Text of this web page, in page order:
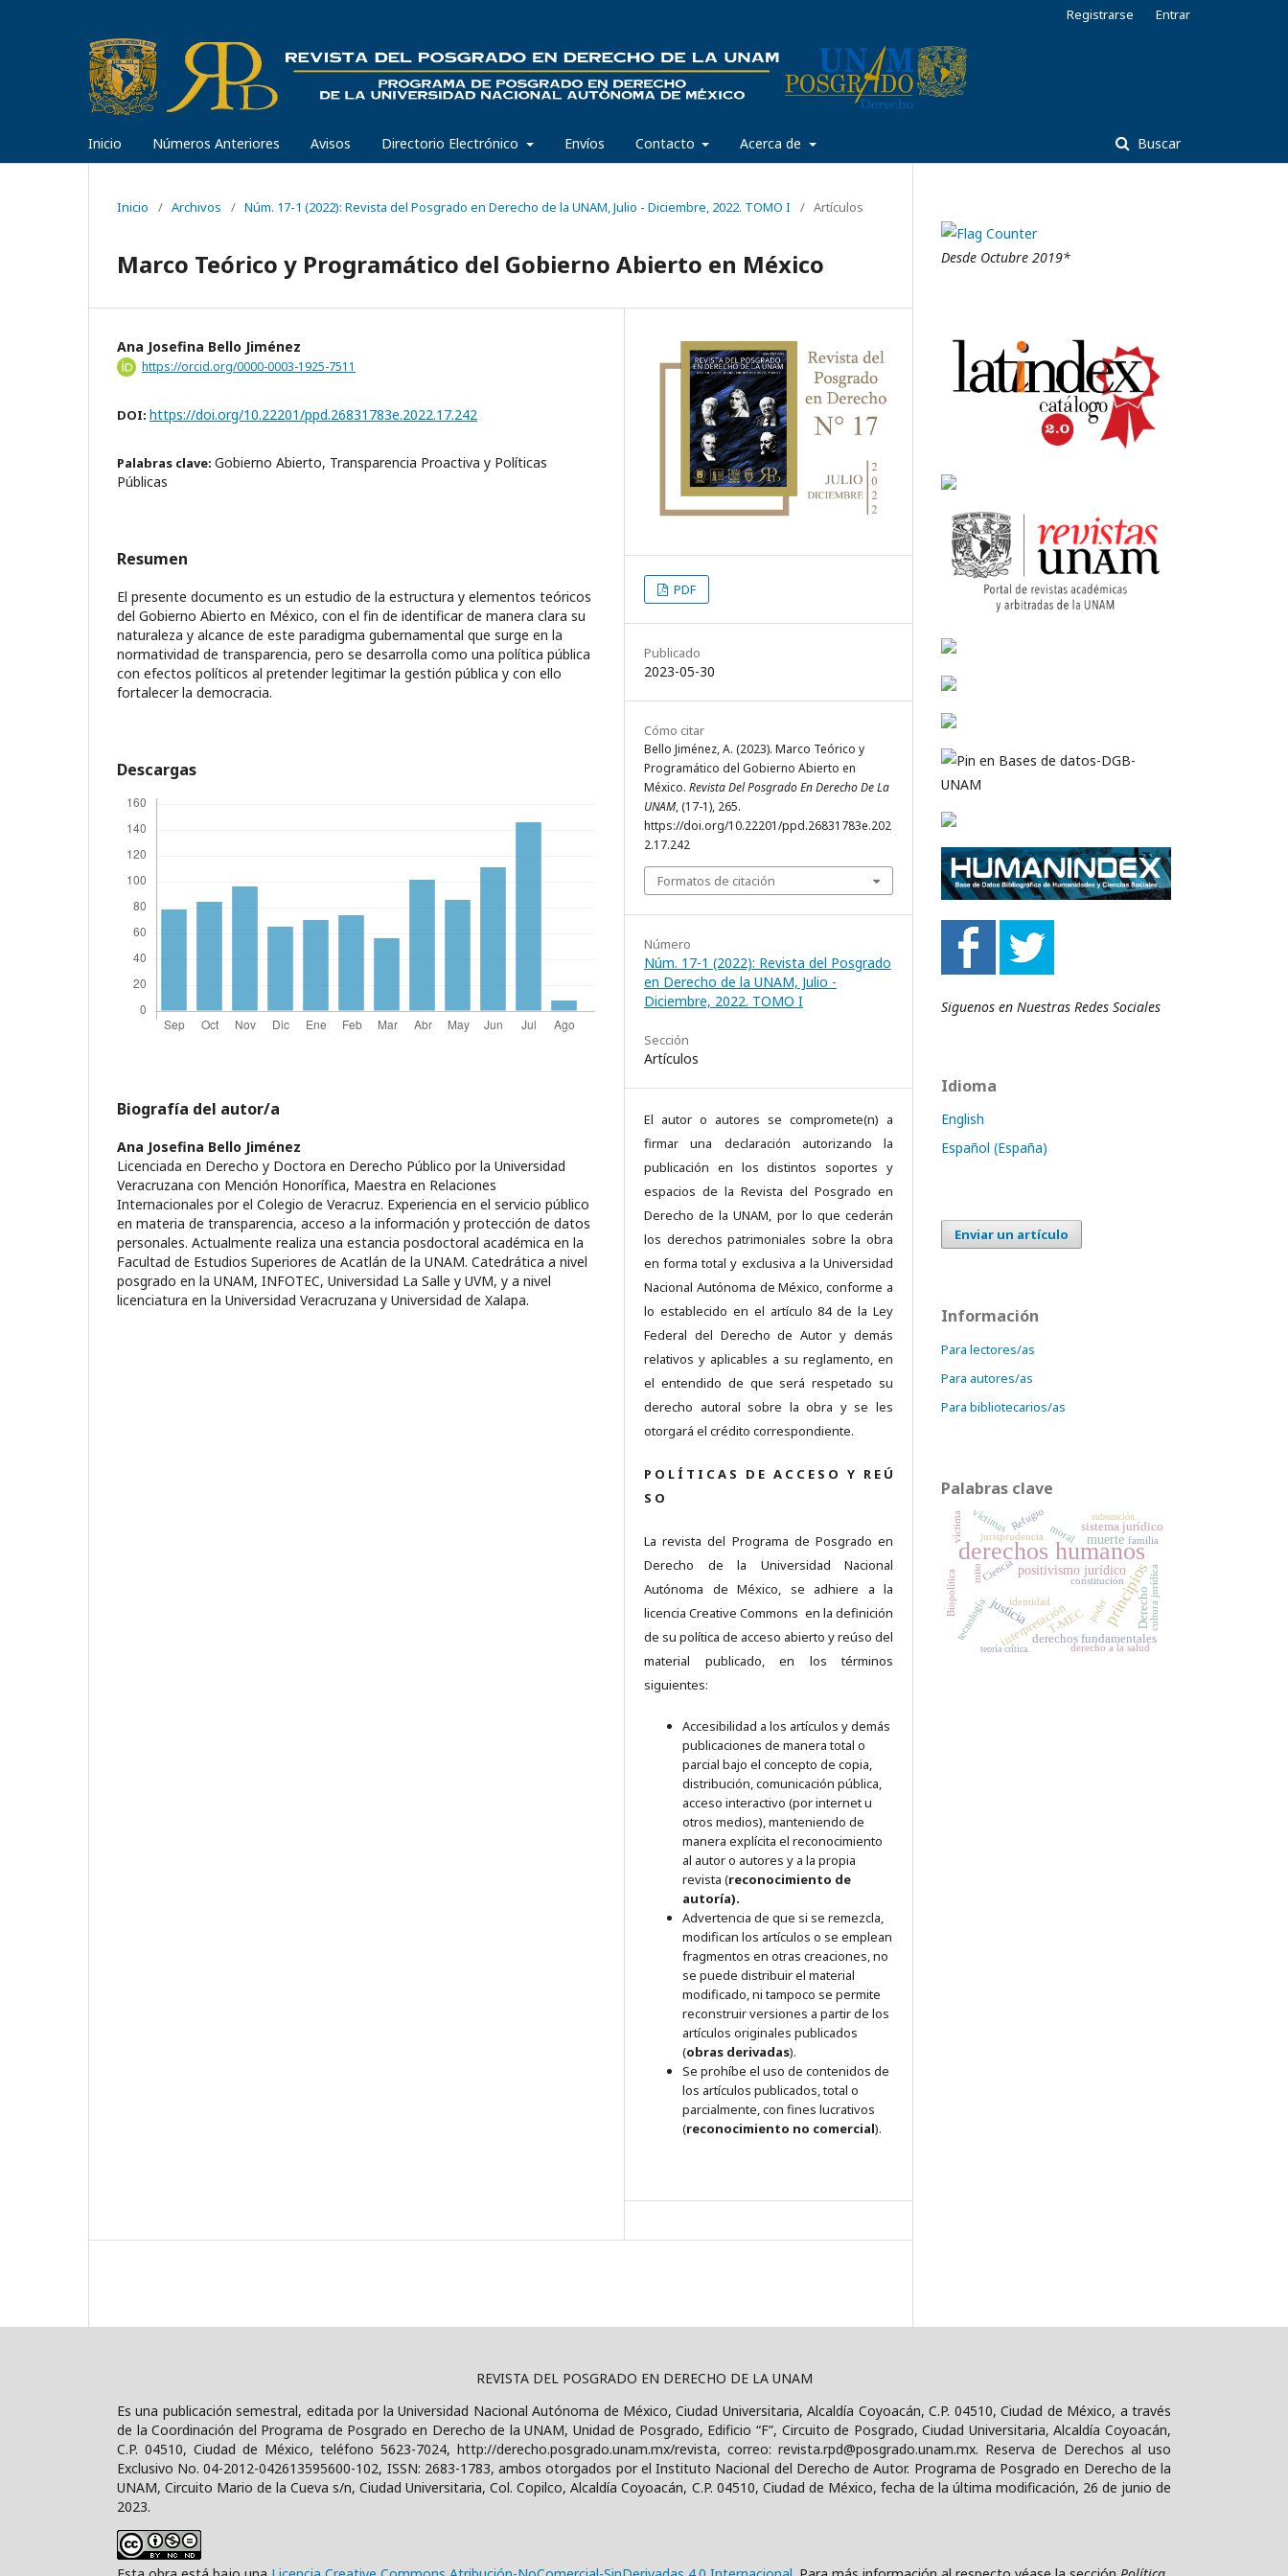
Inicio Números Anteriores Avisos Directorio Electrónico Envíos Contacto Acerca de Buscar
Registrarse Entrar
Inicio / Archivos / Núm. 17-1 (2022): Revista del Posgrado en Derecho de la UNAM, Julio - Diciembre, 2022. TOMO I / Artículos
Marco Teórico y Programático del Gobierno Abierto en México
Ana Josefina Bello Jiménez
https://orcid.org/0000-0003-1925-7511
DOI: https://doi.org/10.22201/ppd.26831783e.2022.17.242
Palabras clave: Gobierno Abierto, Transparencia Proactiva y Políticas
Públicas
Resumen
El presente documento es un estudio de la estructura y elementos teóricos
del Gobierno Abierto en México, con el fin de identificar de manera clara su
naturaleza y alcance de este paradigma gubernamental que surge en la
normatividad de transparencia, pero se desarrolla como una política pública
con efectos políticos al pretender legitimar la gestión pública y con ello
fortalecer la democracia.
Descargas
Biografía del autor/a
Ana Josefina Bello Jiménez
Licenciada en Derecho y Doctora en Derecho Público por la Universidad
Veracruzana con Mención Honorífica, Maestra en Relaciones
Internacionales por el Colegio de Veracruz. Experiencia en el servicio público
en materia de transparencia, acceso a la información y protección de datos
personales. Actualmente realiza una estancia posdoctoral académica en la
Facultad de Estudios Superiores de Acatlán de la UNAM. Catedrática a nivel
posgrado en la UNAM, INFOTEC, Universidad La Salle y UVM, y a nivel
licenciatura en la Universidad Veracruzana y Universidad de Xalapa.
PDF
Publicado
2023-05-30
Cómo citar
Bello Jiménez, A. (2023). Marco Teórico y
Programático del Gobierno Abierto en
México. Revista Del Posgrado En Derecho De La
UNAM, (17-1), 265.
https://doi.org/10.22201/ppd.26831783e.202
2.17.242
Formatos de citación
Número
Núm. 17-1 (2022): Revista del Posgrado
en Derecho de la UNAM, Julio -
Diciembre, 2022. TOMO I
Sección
Artículos
El autor o autores se compromete(n) a
firmar una declaración autorizando la
publicación en los distintos soportes y
espacios de la Revista del Posgrado en
Derecho de la UNAM, por lo que cederán
los derechos patrimoniales sobre la obra
en forma total y exclusiva a la Universidad
Nacional Autónoma de México, conforme a
lo establecido en el artículo 84 de la Ley
Federal del Derecho de Autor y demás
relativos y aplicables a su reglamento, en
el entendido de que será respetado su
derecho autoral sobre la obra y se les
otorgará el crédito correspondiente.
P O L Í T I C A S D E A C C E S O Y R E Ú
S O
La revista del Programa de Posgrado en
Derecho de la Universidad Nacional
Autónoma de México, se adhiere a la
licencia Creative Commons en la definición
de su política de acceso abierto y reúso del
material publicado, en los términos
siguientes:
Accesibilidad a los artículos y demás
publicaciones de manera total o
parcial bajo el concepto de copia,
distribución, comunicación pública,
acceso interactivo (por internet u
otros medios), manteniendo de
manera explícita el reconocimiento
al autor o autores y a la propia
revista (reconocimiento de
autoría).
Advertencia de que si se remezcla,
modifican los artículos o se emplean
fragmentos en otras creaciones, no
se puede distribuir el material
modificado, ni tampoco se permite
reconstruir versiones a partir de los
artículos originales publicados
(obras derivadas).
Se prohíbe el uso de contenidos de
los artículos publicados, total o
parcialmente, con fines lucrativos
(reconocimiento no comercial).
Desde Octubre 2019*
Siguenos en Nuestras Redes Sociales
Idioma
English
Español (España)
Enviar un artículo
Información
Para lectores/as
Para autores/as
Para bibliotecarios/as
Palabras clave
derechos humanos
principios
justicia
muerte
positivismo jurídico
interpretaciónderechos fundamentales
Derecho
sistema jurídico
T-MEC
Ciencia
moral
Biopolítica
jurisprudencia.
constitución
víctimas
derecho a la salud
identidad
familia
tecnología
mito
poder
Refugio
cultura jurídica
víctima subsunción
teoría crítica.
REVISTA DEL POSGRADO EN DERECHO DE LA UNAM
Es una publicación semestral, editada por la Universidad Nacional Autónoma de México, Ciudad Universitaria, Alcaldía Coyoacán, C.P. 04510, Ciudad de México, a través
de la Coordinación del Programa de Posgrado en Derecho de la UNAM, Unidad de Posgrado, Edificio “F”, Circuito de Posgrado, Ciudad Universitaria, Alcaldía Coyoacán,
C.P. 04510, Ciudad de México, teléfono 5623-7024, http://derecho.posgrado.unam.mx/revista, correo: revista.rpd@posgrado.unam.mx. Reserva de Derechos al uso
Exclusivo No. 04-2012-042613595600-102, ISSN: 2683-1783, ambos otorgados por el Instituto Nacional del Derecho de Autor. Programa de Posgrado en Derecho de la
UNAM, Circuito Mario de la Cueva s/n, Ciudad Universitaria, Col. Copilco, Alcaldía Coyoacán, C.P. 04510, Ciudad de México, fecha de la última modificación, 26 de junio de
2023.